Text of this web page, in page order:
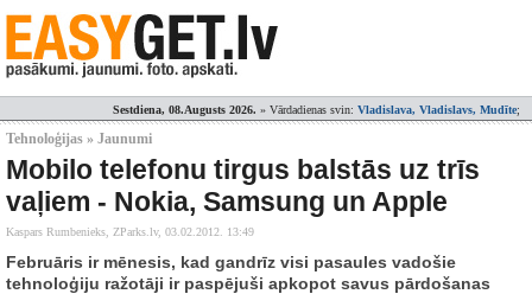
Sestdiena, 08.Augusts 2026. » Vārdadienas svin: Vladislava, Vladislavs, Mudīte;
Tehnoloģijas » Jaunumi
Mobilo telefonu tirgus balstās uz trīs
vaļiem - Nokia, Samsung un Apple
Kaspars Rumbenieks, ZParks.lv, 03.02.2012. 13:49
Februāris ir mēnesis, kad gandrīz visi pasaules vadošie
tehnoloģiju ražotāji ir paspējuši apkopot savus pārdošanas